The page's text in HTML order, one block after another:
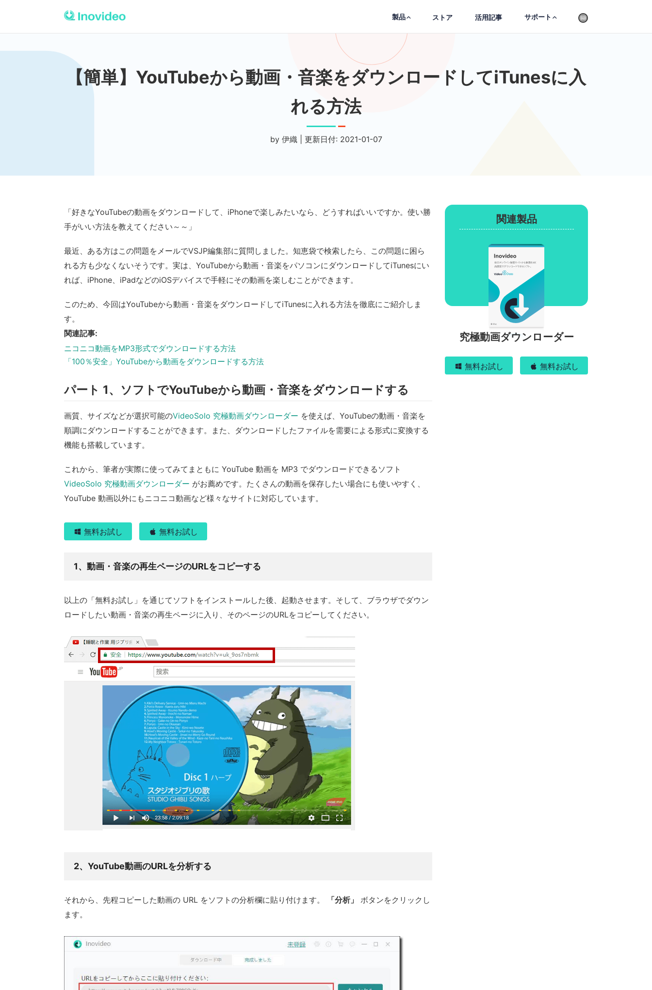
製品 ストア 活用記事 サポート
【簡単】YouTubeから動画・音楽をダウンロードしてiTunesに入
れる方法
by 伊織 | 更新日付: 2021-01-07
「好きなYouTubeの動画をダウンロードして、iPhoneで楽しみたいなら、どうすればいいですか。使い勝
手がいい方法を教えてください～～」
最近、ある方はこの問題をメールでVSJP編集部に質問しました。知恵袋で検索したら、この問題に困ら
れる方も少なくないそうです。実は、YouTubeから動画・音楽をパソコンにダウンロードしてiTunesにい
れば、iPhone、iPadなどのiOSデバイスで手軽にその動画を楽しむことができます。
このため、今回はYouTubeから動画・音楽をダウンロードしてiTunesに入れる方法を徹底にご紹介しま
す。
関連記事:
ニコニコ動画をMP3形式でダウンロードする方法
「100％安全」YouTubeから動画をダウンロードする方法
パート 1、ソフトでYouTubeから動画・音楽をダウンロードする
画質、サイズなどが選択可能のVideoSolo 究極動画ダウンローダー を使えば、YouTubeの動画・音楽を
順調にダウンロードすることができます。また、ダウンロードしたファイルを需要による形式に変換する
機能も搭載しています。
これから、筆者が実際に使ってみてまともに YouTube 動画を MP3 でダウンロードできるソフト
VideoSolo 究極動画ダウンローダー がお薦めです。たくさんの動画を保存したい場合にも使いやすく、
YouTube 動画以外にもニコニコ動画など様々なサイトに対応しています。
無料お試し 無料お試し
1、動画・音楽の再生ページのURLをコピーする
以上の「無料お試し」を通じてソフトをインストールした後、起動させます。そして、ブラウザでダウン
ロードしたい動画・音楽の再生ページに入り、そのページのURLをコピーしてください。
2、YouTube動画のURLを分析する
それから、先程コピーした動画の URL をソフトの分析欄に貼り付けます。 「分析」
ボタンをクリックし
ます。
関連製品
究極動画ダウンローダー
無料お試し 無料お試し